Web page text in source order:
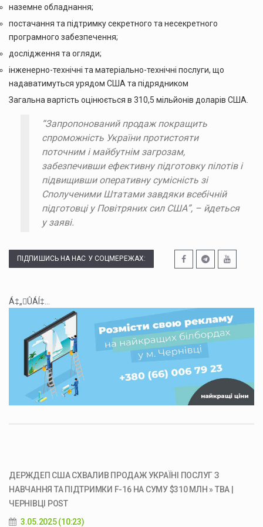
наземне обладнання;
постачання та підтримку секретного та несекретного
програмного забезпечення;
дослідження та огляди;
інженерно-технічні та матеріально-технічні послуги, що
надаватимуться урядом США та підрядником
Загальна вартість оцінюється в 310,5 мільйонів доларів США.
“Запропонований продаж покращить
спроможність України протистояти
поточним і майбутнім загрозам,
забезпечивши ефективну підготовку пілотів і
підвищивши оперативну сумісність зі
Сполученими Штатами завдяки всебічній
підготовці у Повітряних сил США”, – йдеться
у заяві.
ПІДПИШИСЬ НА НАС У СОЦМЕРЕЖАХ:
Á‡„ÛÁÍ‡...
ДЕРЖДЕП США СХВАЛИВ ПРОДАЖ УКРАЇНІ ПОСЛУГ З
НАВЧАННЯ ТА ПІДТРИМКИ F-16 НА СУМУ $310 МЛН » ТВА |
ЧЕРНІВЦІ POST
3.05.2025 (10:23)